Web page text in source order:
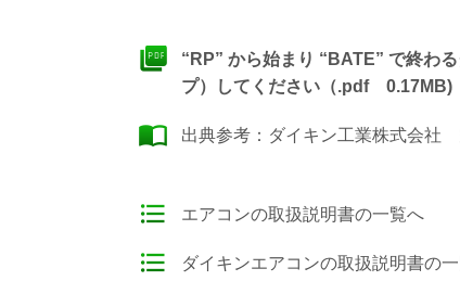
“RP” から始まり “BATE” で終わ
プ）してください（.pdf 0.17MB)
出典参考： ダイキン工業株式会社
エアコンの取扱説明書の一覧へ
ダイキンエアコンの取扱説明書の